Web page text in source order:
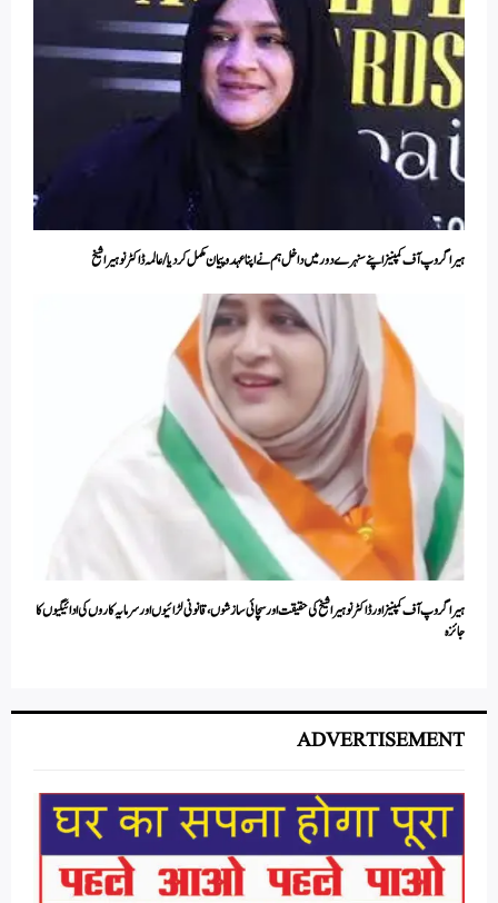
ہیرا گروپ آف کمپنیز اپنے سنہرے دور میں داخل ہم نے اپنا عہد وپیمان مکمل کر دیا / عالمہ ڈاکٹر نوہیرا شیخ
ہیرا گروپ آف کمپنیز اور ڈاکٹر نوہیرا شیخ کی حقیقت اور سچائی سازشوں، قانونی لڑائیوں اور سرمایہ کاروں کی ادائیگیوں کا
جائزہ
ADVERTISEMENT